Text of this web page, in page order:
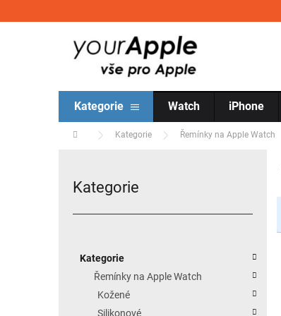
Kategorie Watch iPhone
Domů Kategorie Řemínky na Apple Watch
Přeskočit kategorie
Kategorie
Kategorie
Řemínky na Apple Watch
Kožené
Silikonové